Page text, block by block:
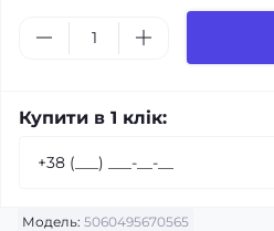
Модель: 5060495670565
Купити в 1 клік: